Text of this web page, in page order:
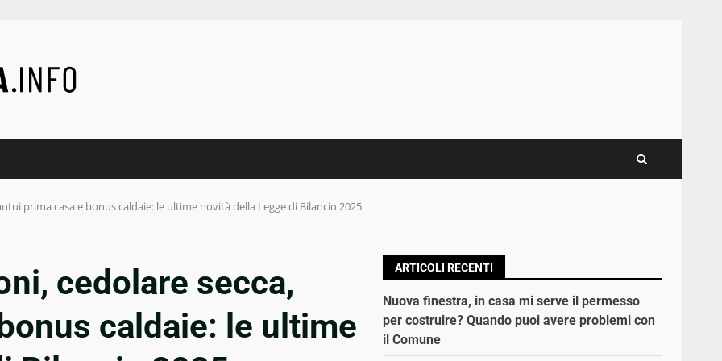
prima casa e bonus caldaie: le ultime novità della Legge di Bilancio 2025
cedolare secca,
caldaie: le ultime
ARTICOLI RECENTI
Nuova finestra, in casa mi serve il permesso
per costruire? Quando puoi avere problemi con
il Comune